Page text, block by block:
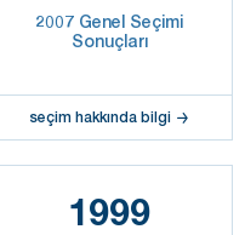
2007 Genel Seçimi
Sonuçları
seçim hakkında bilgi
1999